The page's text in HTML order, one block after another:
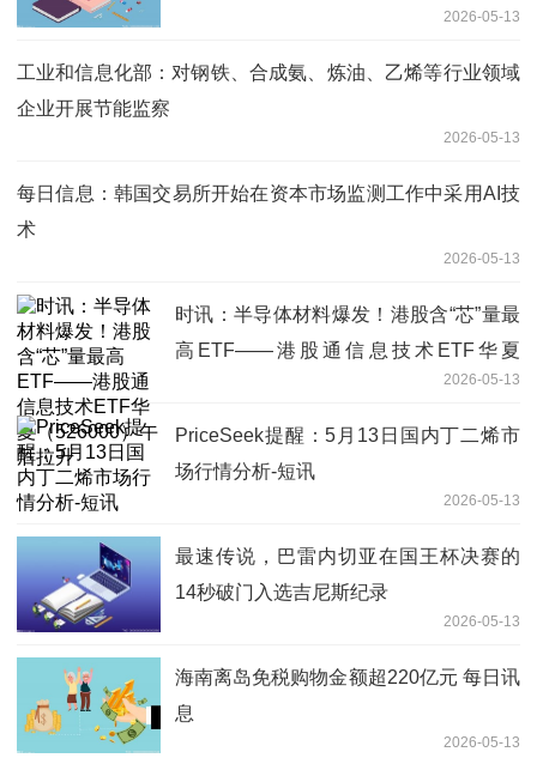
2026-05-13
工业和信息化部：对钢铁、合成氨、炼油、乙烯等行业领域
企业开展节能监察
2026-05-13
每日信息：韩国交易所开始在资本市场监测工作中采用AI技
术
2026-05-13
时讯：半导体材料爆发！港股含“芯”量最
高ETF——港股通信息技术ETF华夏
2026-05-13
PriceSeek提醒：5月13日国内丁二烯市
场行情分析-短讯
2026-05-13
最速传说，巴雷内切亚在国王杯决赛的
14秒破门入选吉尼斯纪录
2026-05-13
海南离岛免税购物金额超220亿元 每日讯
息
2026-05-13